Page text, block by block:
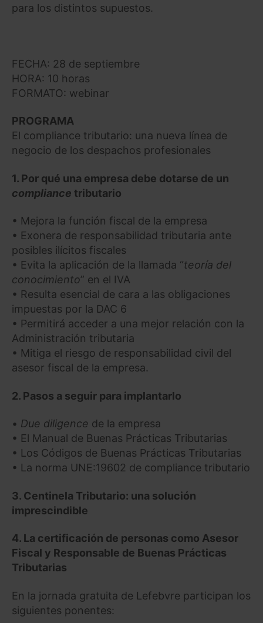
para los distintos supuestos.
FECHA: 28 de septiembre
HORA: 10 horas
FORMATO: webinar
PROGRAMA
El compliance tributario: una nueva línea de
negocio de los despachos profesionales
1. Por qué una empresa debe dotarse de un
compliance tributario
• Mejora la función fiscal de la empresa
• Exonera de responsabilidad tributaria ante
posibles ilícitos fiscales
• Evita la aplicación de la llamada “teoría del
conocimiento” en el IVA
• Resulta esencial de cara a las obligaciones
impuestas por la DAC 6
• Permitirá acceder a una mejor relación con la
Administración tributaria
• Mitiga el riesgo de responsabilidad civil del
asesor fiscal de la empresa.
2. Pasos a seguir para implantarlo
• Due diligence de la empresa
• El Manual de Buenas Prácticas Tributarias
• Los Códigos de Buenas Prácticas Tributarias
• La norma UNE:19602 de compliance tributario
3. Centinela Tributario: una solución
imprescindible
4. La certificación de personas como Asesor
Fiscal y Responsable de Buenas Prácticas
Tributarias
En la jornada gratuita de Lefebvre participan los
siguientes ponentes: